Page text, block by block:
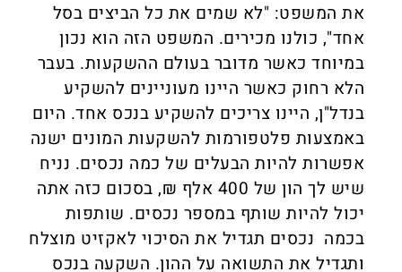
את המשפט: "לא שמים את כל הביצים בסל
אחד", כולנו מכירים. המשפט הזה הוא נכון
במיוחד כאשר מדובר בעולם ההשקעות. בעבר
הלא רחוק כאשר היינו מעוניינים להשקיע
בנדל"ן, היינו צריכים להשקיע בנכס אחד. היום
באמצעות פלטפורמות להשקעות המונים ישנה
אפשרות להיות הבעלים של כמה נכסים. נניח
שיש לך הון של 400 אלף ₪, בסכום כזה אתה
יכול להיות שותף במספר נכסים. שותפות
בכמה נכסים תגדיל את הסיכוי לאקזיט מוצלח
ותגדיל את התשואה על ההון. השקעה בנכס